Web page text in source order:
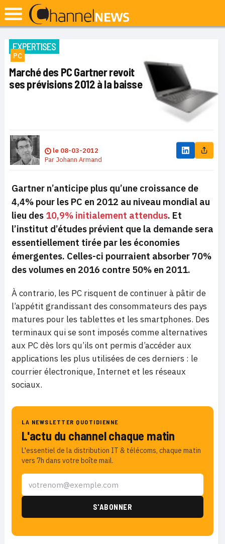
EXPERTISES
PC
Marché des PC Gartner revoit
ses prévisions 2012 à la baisse
le 08-03-2012
Par Johann Armand
Gartner n’anticipe plus qu’une croissance de
4,4% pour les PC en 2012 au niveau mondial au
lieu des 10,9% initialement attendus. Et
l’institut d’études prévient que la demande sera
essentiellement tirée par les économies
émergentes. Celles-ci pourraient absorber 70%
des volumes en 2016 contre 50% en 2011.
À contrario, les PC risquent de continuer à pâtir de
l’appétit grandissant des consommateurs des pays
matures pour les tablettes et les smartphones. Des
terminaux qui se sont imposés comme alternatives
aux PC dès lors qu’ils ont permis d’accéder aux
applications les plus utilisées de ces derniers : le
courrier électronique, Internet et les réseaux
sociaux.
LA NEWSLETTER QUOTIDIENNE
L'actu du channel chaque matin
L'essentiel de la distribution IT & télécoms, chaque matin
vers 7h dans votre boîte mail.